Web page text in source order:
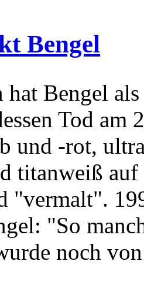
Bengel
hat Bengel
Tod am
und -rot,
titanweiß
"vermalt".
"So
noch